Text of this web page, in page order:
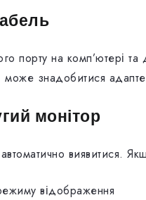
порту на комп’ютері
знадобитися
монітор
виявитися.
відображення